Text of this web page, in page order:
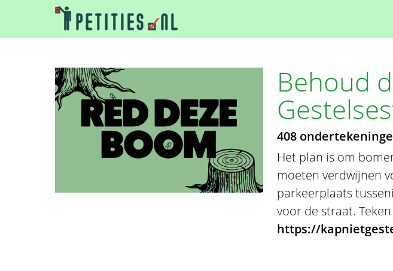
Behoud
408
Het plan is om
moeten verdwijnen
parkeerplaats
voor de straat.
https://